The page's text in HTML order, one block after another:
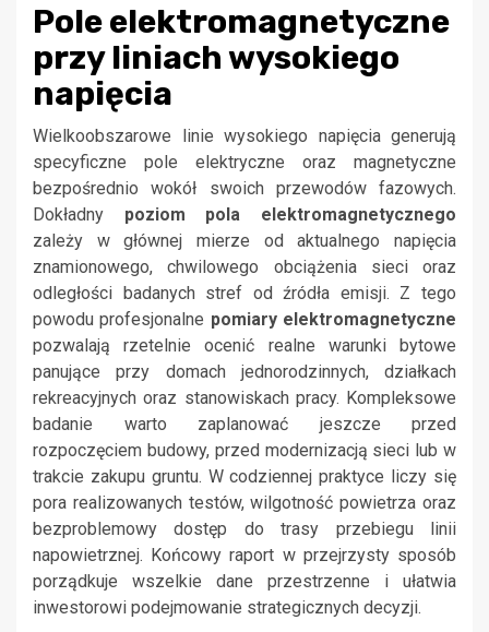
Pole elektromagnetyczne
przy liniach wysokiego
napięcia
Wielkoobszarowe linie wysokiego napięcia generują
specyficzne pole elektryczne oraz magnetyczne
bezpośrednio wokół swoich przewodów fazowych.
Dokładny poziom pola elektromagnetycznego
zależy w głównej mierze od aktualnego napięcia
znamionowego, chwilowego obciążenia sieci oraz
odległości badanych stref od źródła emisji. Z tego
powodu profesjonalne pomiary elektromagnetyczne
pozwalają rzetelnie ocenić realne warunki bytowe
panujące przy domach jednorodzinnych, działkach
rekreacyjnych oraz stanowiskach pracy. Kompleksowe
badanie warto zaplanować jeszcze przed
rozpoczęciem budowy, przed modernizacją sieci lub w
trakcie zakupu gruntu. W codziennej praktyce liczy się
pora realizowanych testów, wilgotność powietrza oraz
bezproblemowy dostęp do trasy przebiegu linii
napowietrznej. Końcowy raport w przejrzysty sposób
porządkuje wszelkie dane przestrzenne i ułatwia
inwestorowi podejmowanie strategicznych decyzji.